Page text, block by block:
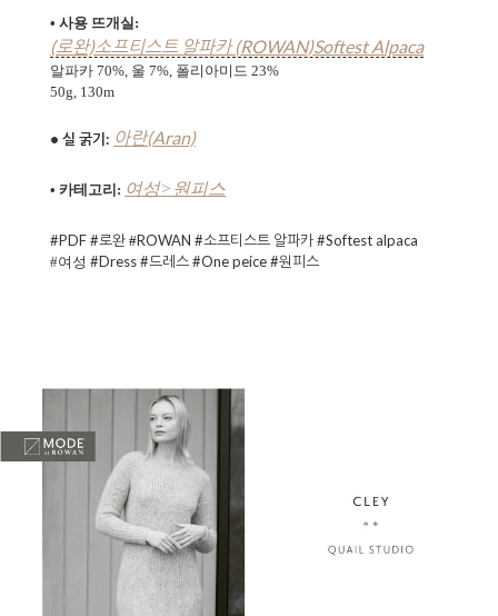
• 사용 뜨개실:
(로완)소프티스트 알파카 (ROWAN)Softest Alpaca
알파카 70%, 울 7%, 폴리아미드 23%
50g, 130m
• 실 굵기: 아란(Aran)
• 카테고리: 여성>원피스
#PDF #로완 #ROWAN #소프티스트 알파카 #Softest alpaca
#여성 #Dress #드레스 #One peice #원피스